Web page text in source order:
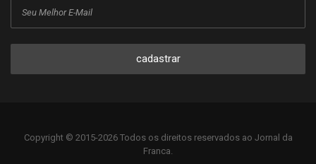
cadastrar
Copyright © 2015-2026 Todos os direitos reservados ao Jornal da
Franca.